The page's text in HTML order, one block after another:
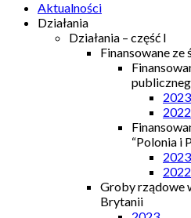
Aktualności
Działania
Działania – część I
Finansowane
2023
2022
“Polonia i
2023
2022
Groby rządowe
Brytanii